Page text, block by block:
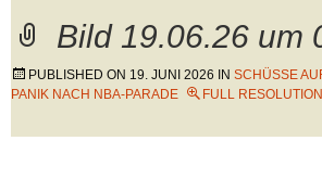
Bild 19.06.26 um
PUBLISHED ON 19. JUNI 2026 IN SCHÜSSE
PANIK NACH NBA-PARADE
FULL